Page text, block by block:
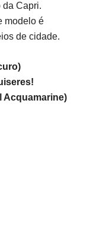
da Capri.
modelo é
de cidade.
Acquamarine)